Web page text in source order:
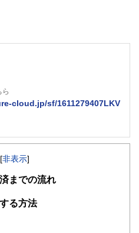
ら
cloud.jp/sf/1611279407LKV
プランナー
。
ーとして精力的に活動中。広範な知
[非表示]
までの流れ
る方法